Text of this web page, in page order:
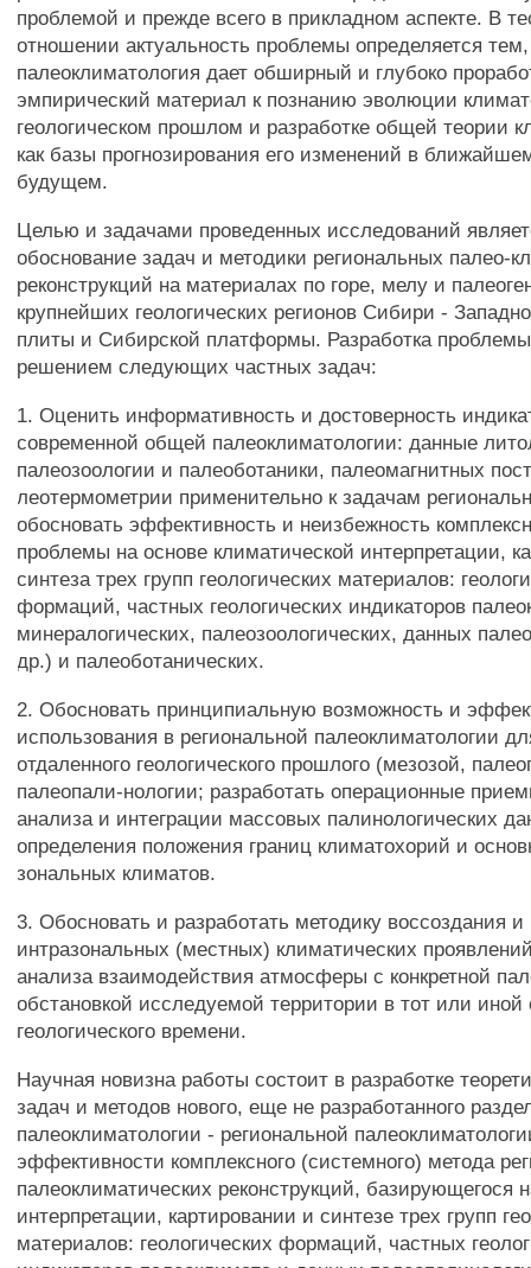
проблемой и прежде всего в прикладном аспекте. В
отношении актуальность проблемы определяется
палеоклиматология дает обширный и глубоко
эмпирический материал к познанию эволюции
геологическом прошлом и разработке общей теории
как базы прогнозирования его изменений в
будущем.
Целью и задачами проведенных исследований
обоснование задач и методики региональных палео-
реконструкций на материалах по горе, мелу и
крупнейших геологических регионов Сибири -
плиты и Сибирской платформы. Разработка
решением следующих частных задач:
1. Оценить информативность и достоверность
современной общей палеоклиматологии: данные
палеозоологии и палеоботаники, палеомагнитных
леотермометрии применительно к задачам
обосновать эффективность и неизбежность
проблемы на основе климатической интерпретации,
синтеза трех групп геологических материалов:
формаций, частных геологических индикаторов
минералогических, палеозоологических, данных
др.) и палеоботанических.
2. Обосновать принципиальную возможность и
использования в региональной палеоклиматологии
отдаленного геологического прошлого (мезозой,
палеопали-нологии; разработать операционные
анализа и интеграции массовых палинологических
определения положения границ климатохорий и
зональных климатов.
3. Обосновать и разработать методику воссоздания и
интразональных (местных) климатических
анализа взаимодействия атмосферы с конкретной
обстановкой исследуемой территории в тот или иной
геологического времени.
Научная новизна работы состоит в разработке
задач и методов нового, еще не разработанного
палеоклиматологии - региональной
эффективности комплексного (системного) метода
палеоклиматических реконструкций, базирующегося
интерпретации, картировании и синтезе трех групп
материалов: геологических формаций, частных